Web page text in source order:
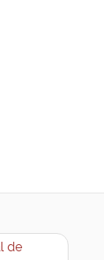
de